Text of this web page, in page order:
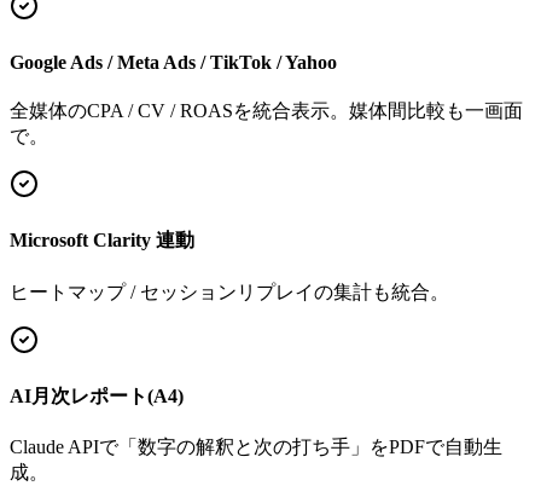
Google Ads / Meta Ads / TikTok / Yahoo
全媒体のCPA / CV / ROASを統合表示。媒体間比較も一画面
で。
Microsoft Clarity 連動
ヒートマップ / セッションリプレイの集計も統合。
AI月次レポート(A4)
Claude APIで「数字の解釈と次の打ち手」をPDFで自動生
成。